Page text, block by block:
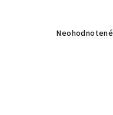
Priemerné
Neohodnotené